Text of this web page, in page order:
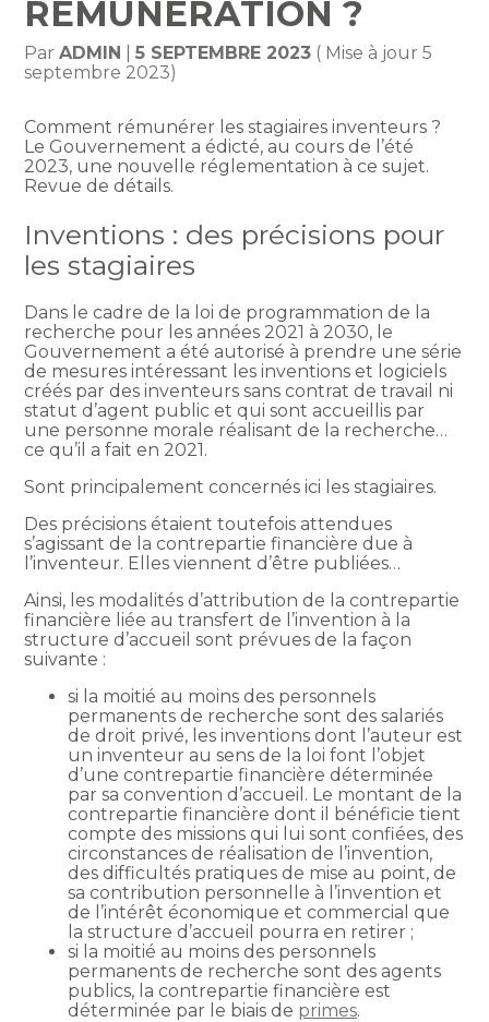
RÉMUNÉRATION ?
ParADMIN |5 SEPTEMBRE 2023 ( Mise à jour 5
septembre 2023)
Comment rémunérer les stagiaires inventeurs ?
Le Gouvernement a édicté, au cours de l’été
2023, une nouvelle réglementation à ce sujet.
Revue de détails.
Inventions : des précisions pour
les stagiaires
Dans le cadre de la loi de programmation de la
recherche pour les années 2021 à 2030, le
Gouvernement a été autorisé à prendre une série
de mesures intéressant les inventions et logiciels
créés par des inventeurs sans contrat de travail ni
statut d’agent public et qui sont accueillis par
une personne morale réalisant de la recherche…
ce qu’il a fait en 2021.
Sont principalement concernés ici les stagiaires.
Des précisions étaient toutefois attendues
s’agissant de la contrepartie financière due à
l’inventeur. Elles viennent d’être publiées…
Ainsi, les modalités d’attribution de la contrepartie
financière liée au transfert de l’invention à la
structure d’accueil sont prévues de la façon
suivante :
si la moitié au moins des personnels
permanents de recherche sont des salariés
de droit privé, les inventions dont l’auteur est
un inventeur au sens de la loi font l’objet
d’une contrepartie financière déterminée
par sa convention d’accueil. Le montant de la
contrepartie financière dont il bénéficie tient
compte des missions qui lui sont confiées, des
circonstances de réalisation de l’invention,
des difficultés pratiques de mise au point, de
sa contribution personnelle à l’invention et
de l’intérêt économique et commercial que
la structure d’accueil pourra en retirer ;
si la moitié au moins des personnels
permanents de recherche sont des agents
publics, la contrepartie financière est
déterminée par le biais de primes.